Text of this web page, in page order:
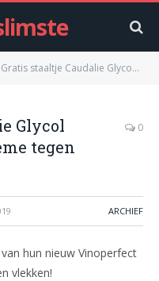
Gratis staaltje Caudalie Glycol Vinoperfect nachtcrème tegen vlekken
Glycol
tegen
0
ARCHIEF
hun nieuw Vinoperfect
vlekken!